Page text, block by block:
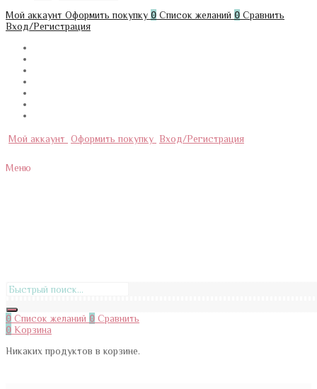
Мой аккаунт Оформить покупку 0 Список желаний 0 Сравнить
Вход/Регистрация
Мой аккаунт Оформить покупку Вход/Регистрация
Меню
0 Список желаний 0 Сравнить
0 Корзина
Никаких продуктов в корзине.